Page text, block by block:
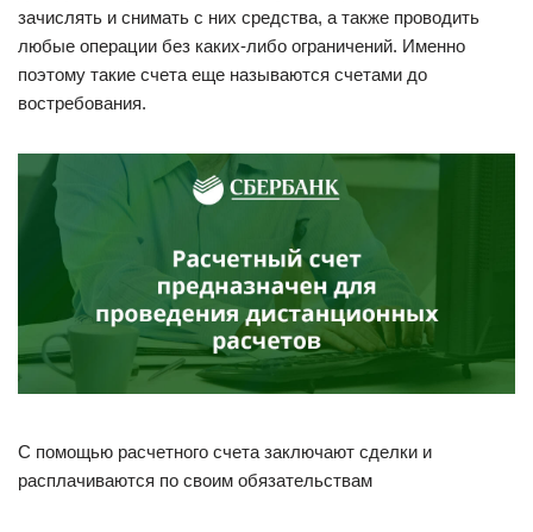
зачислять и снимать с них средства, а также проводить
любые операции без каких-либо ограничений. Именно
поэтому такие счета еще называются счетами до
востребования.
С помощью расчетного счета заключают сделки и
расплачиваются по своим обязательствам